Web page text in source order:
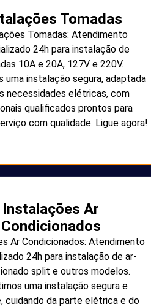
Tomadas
Tomadas: Atendimento
24h para instalação de
10A e 20A, 127V e 220V.
uma instalação segura, adaptada
necessidades elétricas, com
qualificados prontos para
com qualidade. Ligue agora!
Instalações Ar
Condicionados
Ar Condicionados: Atendimento
24h para instalação de ar-
split e outros modelos.
uma instalação segura e
cuidando da parte elétrica e do